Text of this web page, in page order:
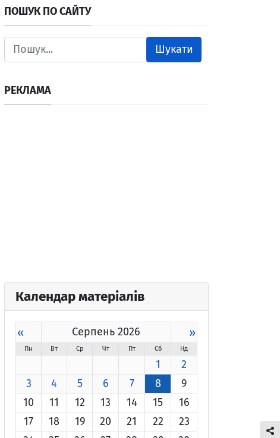
ПОШУК ПО САЙТУ
Шукати
РЕКЛАМА
Календар матеріалів
« Серпень 2026 »
Пн Вт Ср Чт Пт Сб Нд
1
2
3
4 5 6 7 8
9
10
11 12 13 14 15
16
17
18 19 20 21 22
23